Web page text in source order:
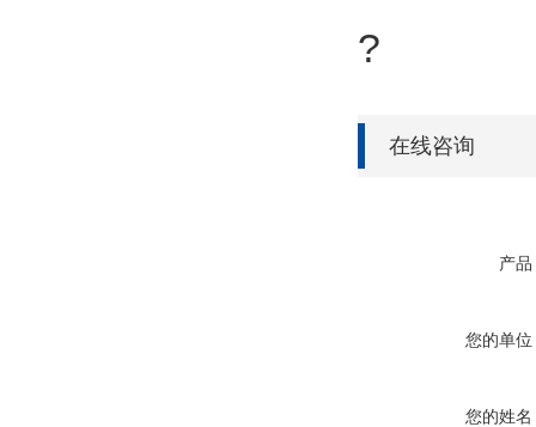
?
在线咨询
产品
您的单位
您的姓名